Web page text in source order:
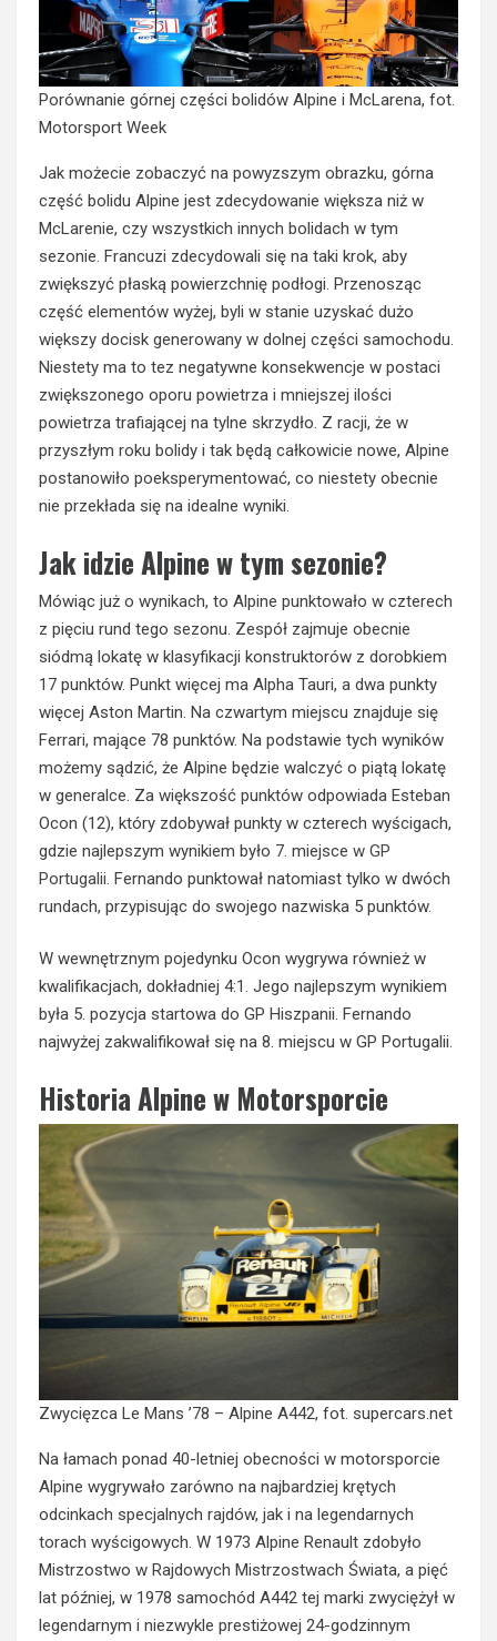
Porównanie górnej części bolidów Alpine i McLarena, fot.
Motorsport Week
Jak możecie zobaczyć na powyzszym obrazku, górna
część bolidu Alpine jest zdecydowanie większa niż w
McLarenie, czy wszystkich innych bolidach w tym
sezonie. Francuzi zdecydowali się na taki krok, aby
zwiększyć płaską powierzchnię podłogi. Przenosząc
część elementów wyżej, byli w stanie uzyskać dużo
większy docisk generowany w dolnej części samochodu.
Niestety ma to tez negatywne konsekwencje w postaci
zwiększonego oporu powietrza i mniejszej ilości
powietrza trafiającej na tylne skrzydło. Z racji, że w
przyszłym roku bolidy i tak będą całkowicie nowe, Alpine
postanowiło poeksperymentować, co niestety obecnie
nie przekłada się na idealne wyniki.
Jak idzie Alpine w tym sezonie?
Mówiąc już o wynikach, to Alpine punktowało w czterech
z pięciu rund tego sezonu. Zespół zajmuje obecnie
siódmą lokatę w klasyfikacji konstruktorów z dorobkiem
17 punktów. Punkt więcej ma Alpha Tauri, a dwa punkty
więcej Aston Martin. Na czwartym miejscu znajduje się
Ferrari, mające 78 punktów. Na podstawie tych wyników
możemy sądzić, że Alpine będzie walczyć o piątą lokatę
w generalce. Za większość punktów odpowiada Esteban
Ocon (12), który zdobywał punkty w czterech wyścigach,
gdzie najlepszym wynikiem było 7. miejsce w GP
Portugalii. Fernando punktował natomiast tylko w dwóch
rundach, przypisując do swojego nazwiska 5 punktów.
W wewnętrznym pojedynku Ocon wygrywa również w
kwalifikacjach, dokładniej 4:1. Jego najlepszym wynikiem
była 5. pozycja startowa do GP Hiszpanii. Fernando
najwyżej zakwalifikował się na 8. miejscu w GP Portugalii.
Historia Alpine w Motorsporcie
Zwycięzca Le Mans ’78 – Alpine A442, fot. supercars.net
Na łamach ponad 40-letniej obecności w motorsporcie
Alpine wygrywało zarówno na najbardziej krętych
odcinkach specjalnych rajdów, jak i na legendarnych
torach wyścigowych. W 1973 Alpine Renault zdobyło
Mistrzostwo w Rajdowych Mistrzostwach Świata, a pięć
lat później, w 1978 samochód A442 tej marki zwyciężył w
legendarnym i niezwykle prestiżowej 24-godzinnym